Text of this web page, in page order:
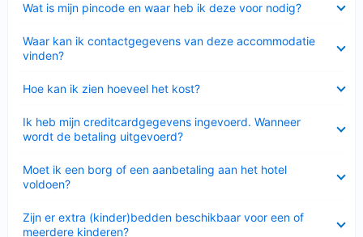
Wat is mijn pincode en waar heb ik deze voor nodig?
Waar kan ik contactgegevens van deze accommodatie
vinden?
Hoe kan ik zien hoeveel het kost?
Ik heb mijn creditcardgegevens ingevoerd. Wanneer
wordt de betaling uitgevoerd?
Moet ik een borg of een aanbetaling aan het hotel
voldoen?
Zijn er extra (kinder)bedden beschikbaar voor een of
meerdere kinderen?